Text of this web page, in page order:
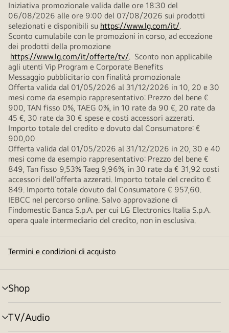
Iniziativa promozionale valida dalle ore 18:30 del
06/08/2026 alle ore 9:00 del 07/08/2026 sui prodotti
selezionati e disponibili su https://www.lg.com/it/.
Sconto cumulabile con le promozioni in corso, ad eccezione
dei prodotti della promozione
https://www.lg.com/it/offerte/tv/. Sconto non applicabile
agli utenti Vip Program e Corporate Benefits
Messaggio pubblicitario con finalità promozionale
Offerta valida dal 01/05/2026 al 31/12/2026 in 10, 20 e 30
mesi come da esempio rappresentativo: Prezzo del bene €
900, TAN fisso 0%, TAEG 0%, in 10 rate da 90 €, 20 rate da
45 €, 30 rate da 30 € spese e costi accessori azzerati.
Importo totale del credito e dovuto dal Consumatore: €
900,00
Offerta valida dal 01/05/2026 al 31/12/2026 in 20, 30 e 40
mesi come da esempio rappresentativo: Prezzo del bene €
849, Tan fisso 9,53% Taeg 9,96%, in 30 rate da € 31,92 costi
accessori dell’offerta azzerati. Importo totale del credito €
849. Importo totale dovuto dal Consumatore € 957,60.
IEBCC nel percorso online. Salvo approvazione di
Findomestic Banca S.p.A. per cui LG Electronics Italia S.p.A.
opera quale intermediario del credito, non in esclusiva.
Termini e condizioni di acquisto
Shop
Attivazione
menu
TV/Audio
Attivazione